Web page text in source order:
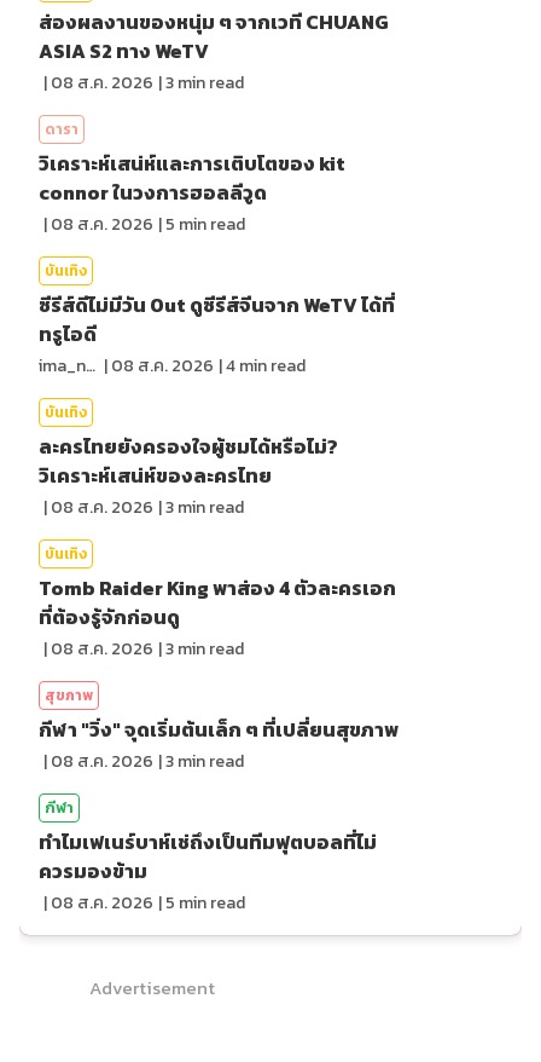
ส่องผลงานของหนุ่ม ๆ จากเวที CHUANG
ASIA S2 ทาง WeTV
|08 ส.ค. 2026 |3min read
ดารา
วิเคราะห์เสน่ห์และการเติบโตของ kit
connor ในวงการฮอลลีวูด
|08 ส.ค. 2026 |5 min read
บันเทิง
ซีรีส์ดีไม่มีวัน Out ดูซีรีส์จีนจาก WeTV ได้ที่
ทรูไอดี
ima_nan |08 ส.ค. 2026 |4min read
บันเทิง
ละครไทยยังครองใจผู้ชมได้หรือไม่?
วิเคราะห์เสน่ห์ของละครไทย
|08 ส.ค. 2026 |3min read
บันเทิง
Tomb Raider King พาส่อง 4 ตัวละครเอก
ที่ต้องรู้จักก่อนดู
|08 ส.ค. 2026 |3min read
สุขภาพ
กีฬา "วิ่ง" จุดเริ่มต้นเล็ก ๆ ที่เปลี่ยนสุขภาพ
|08 ส.ค. 2026 |3min read
กีฬา
ทำไมเฟเนร์บาห์เช่ถึงเป็นทีมฟุตบอลที่ไม่
ควรมองข้าม
|08 ส.ค. 2026 |5 min read
Advertisement